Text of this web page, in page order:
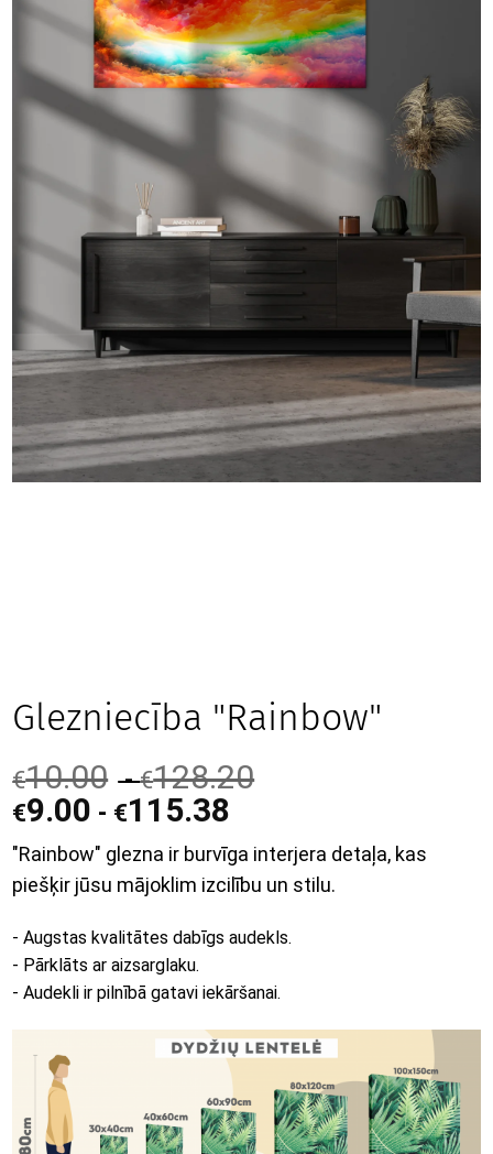
Glezniecība "Rainbow"
€10.00 -€128.20
€9.00 - €115.38
"Rainbow" glezna ir burvīga interjera detaļa, kas
piešķir jūsu mājoklim izcilību un stilu.
- Augstas kvalitātes dabīgs audekls.
- Pārklāts ar aizsarglaku.
- Audekli ir pilnībā gatavi iekāršanai.